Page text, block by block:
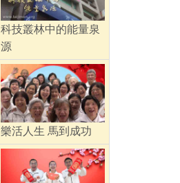
科技叢林中的能量泉
源
樂活人生 馬到成功